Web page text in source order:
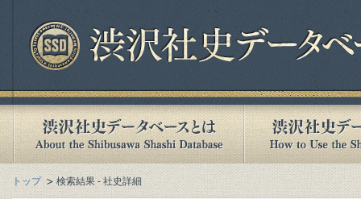
トップ 検索結果 - 社史詳細